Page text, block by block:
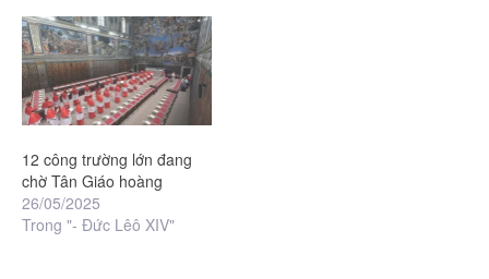
12 công trường lớn đang
chờ Tân Giáo hoàng
26/05/2025
Trong "- Đức Lêô XIV"